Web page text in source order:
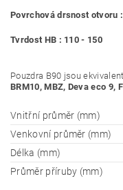
Povrchová drsnost otvoru
Tvrdost HB : 110 - 150
Pouzdra B90 jsou
BRM10, MBZ, Deva eco 9,
Vnitřní průměr (mm)
Venkovní průměr (mm)
Délka (mm)
Průměr příruby (mm)